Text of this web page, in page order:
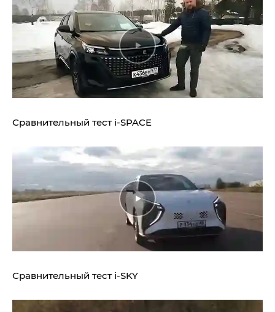
Сравнительный тест i‑SPACE
Сравнительный тест i‑SKY